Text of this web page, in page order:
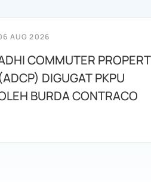
AUG 2026
COMMUTER
DIGUGAT PKPU
BURDA CONTRACO